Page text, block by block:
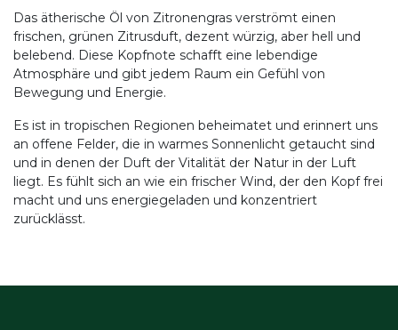
Das ätherische Öl von Zitronengras verströmt einen
frischen, grünen Zitrusduft, dezent würzig, aber hell und
belebend. Diese Kopfnote schafft eine lebendige
Atmosphäre und gibt jedem Raum ein Gefühl von
Bewegung und Energie.
Es ist in tropischen Regionen beheimatet und erinnert uns
an offene Felder, die in warmes Sonnenlicht getaucht sind
und in denen der Duft der Vitalität der Natur in der Luft
liegt. Es fühlt sich an wie ein frischer Wind, der den Kopf frei
macht und uns energiegeladen und konzentriert
zurücklässt.